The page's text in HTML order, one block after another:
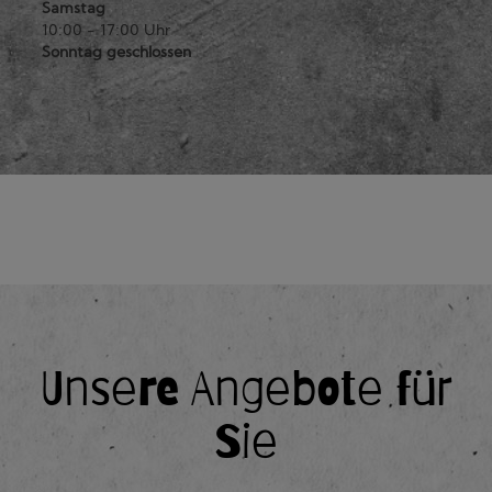
Samstag
10:00 - 17:00 Uhr
Sonntag geschlossen
Unsere Angebote für
Sie